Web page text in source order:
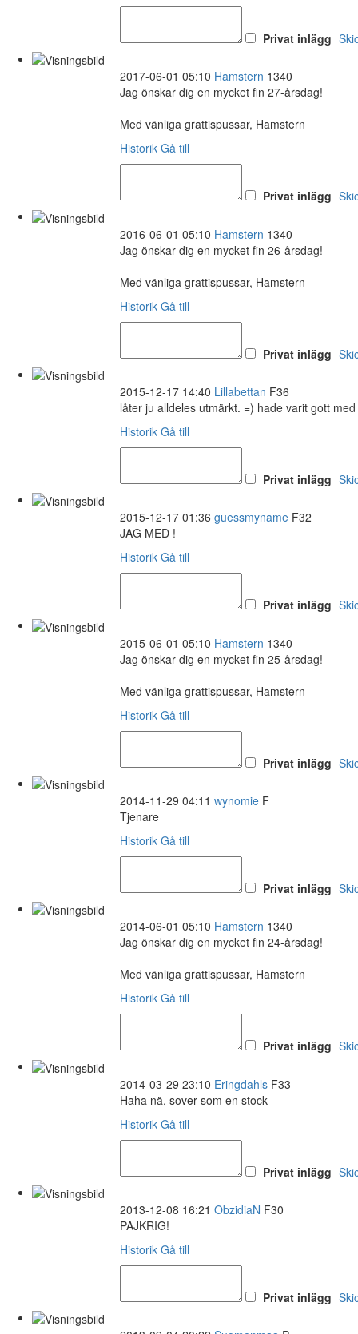
Privat inlägg
2017-06-01 05:10 Hamstern 1340
Jag önskar dig en mycket fin 27-årsdag!
Med vänliga grattispussar, Hamstern
Historik Gå till
Privat inlägg
2016-06-01 05:10 Hamstern 1340
Jag önskar dig en mycket fin 26-årsdag!
Med vänliga grattispussar, Hamstern
Historik Gå till
Privat inlägg
2015-12-17 14:40 Lillabettan F36
låter ju alldeles utmärkt. =) hade varit gott
Historik Gå till
Privat inlägg
2015-12-17 01:36 guessmyname F32
JAG MED !
Historik Gå till
Privat inlägg
2015-06-01 05:10 Hamstern 1340
Jag önskar dig en mycket fin 25-årsdag!
Med vänliga grattispussar, Hamstern
Historik Gå till
Privat inlägg
2014-11-29 04:11 wynomie F
Tjenare
Historik Gå till
Privat inlägg
2014-06-01 05:10 Hamstern 1340
Jag önskar dig en mycket fin 24-årsdag!
Med vänliga grattispussar, Hamstern
Historik Gå till
Privat inlägg
2014-03-29 23:10 Eringdahls F33
Haha nä, sover som en stock
Historik Gå till
Privat inlägg
2013-12-08 16:21 ObzidiaN F30
PAJKRIG!
Historik Gå till
Privat inlägg